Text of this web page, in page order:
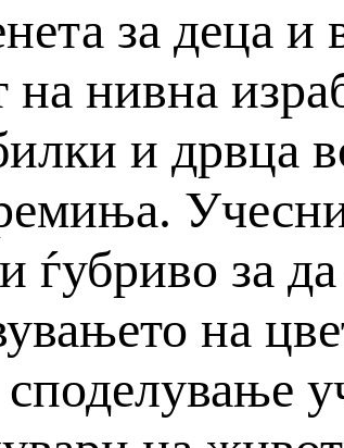
за деца и
на нивна
и дрвца
ѓубриво за
на